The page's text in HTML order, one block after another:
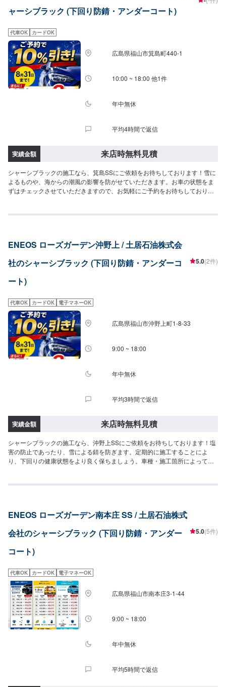
ャーシブラック (下回り防錆・アンダーコート)
代車OK カードOK
広島県福山市箕島町440-1
10:00 ~ 18:00 他1件
年中無休
平均4時間で返信
実績金額 来店時無料見積
シャーシブラックの施工なら、箕島SSにご依頼をお待ちしております！雪に
よるものや、海からの潮風の影響を防がせていただきます。お車の状態をま
ずはチェックさせていただきますので、お気軽にご予約をお待ちしておりま
ENEOS ローズガーデン沖野上 / 土居石油株式会
社のシャーシブラック (下回り防錆・アンダーコ
ート)
5.0(2件)
代車OK カードOK 電子マネーOK
広島県福山市沖野上町1-8-33
9:00 ~ 18:00
年中無休
平均3時間で返信
実績金額 来店時無料見積
シャーシブラックの施工なら、沖野上SSにご依頼をお待ちしております！塩
害の防止であったり、雪による錆を防ぎます。定期的に施工することによ
り、下回りの健康状態をより良く保ちましょう。車種・施工箇所によって金
ENEOS ローズガーデン南本庄 SS / 土居石油株式
会社のシャーシブラック (下回り防錆・アンダー
コート)
5.0(5件)
代車OK カードOK 電子マネーOK
広島県福山市南本庄3-1-44
9:00 ~ 18:00
年中無休
平均5時間で返信